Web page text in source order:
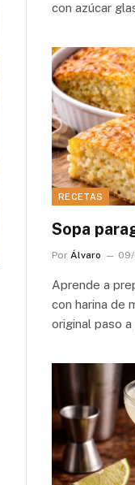
con azúcar
RECETAS
Sopa
Por Álvaro
Aprende a
con harina de
original paso